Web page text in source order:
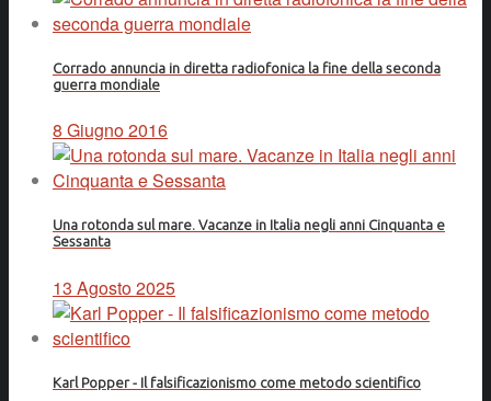
Corrado annuncia in diretta radiofonica la fine della seconda
guerra mondiale
8 Giugno 2016
Una rotonda sul mare. Vacanze in Italia negli anni Cinquanta e
Sessanta
13 Agosto 2025
Karl Popper - Il falsificazionismo come metodo scientifico